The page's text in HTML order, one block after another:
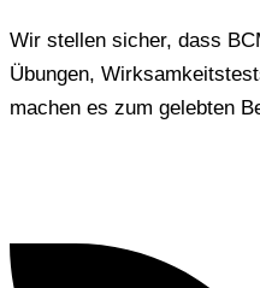
Wir stellen sicher, dass
Übungen,
machen es zum gelebten